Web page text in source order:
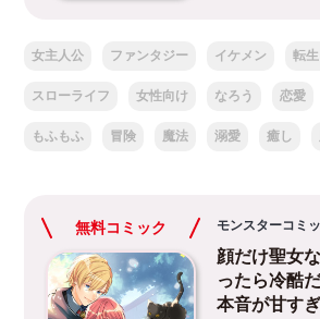
女主人公 ファンタジー イケメン 転
スローライフ 女性向け なろう 恋愛
もふもふ 冒険 魔法 溺愛 癒し
無料コミック モンスターコミ
顔だけ聖女
ったら冷酷
本音が甘す